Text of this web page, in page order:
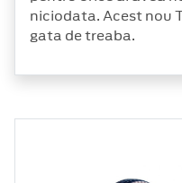
niciodata. Acest nou
gata de treaba.